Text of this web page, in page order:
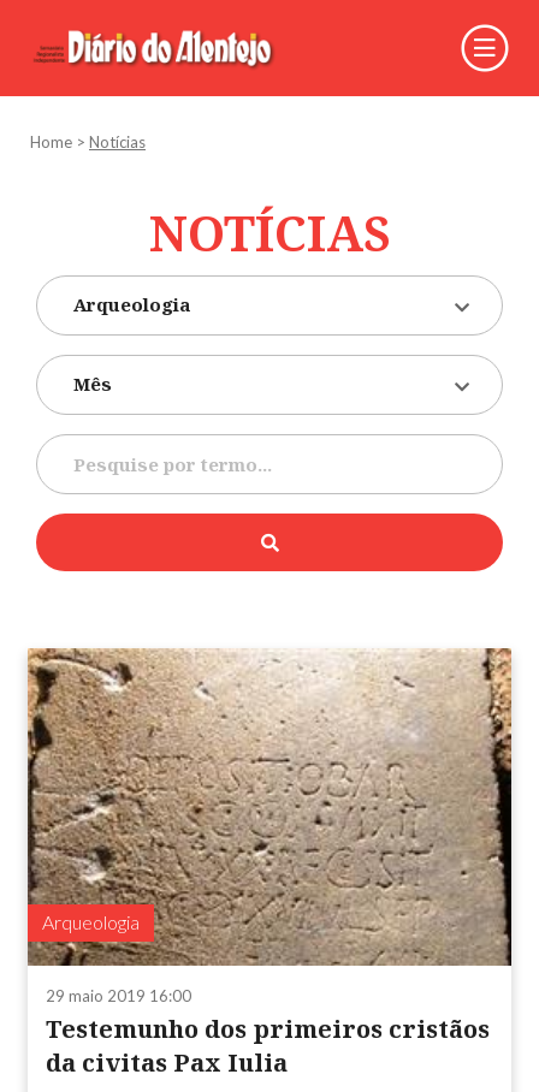
Home > Notícias
NOTÍCIAS
Arqueologia
Mês
Arqueologia
29 maio 2019 16:00
Testemunho dos primeiros cristãos
da civitas Pax Iulia